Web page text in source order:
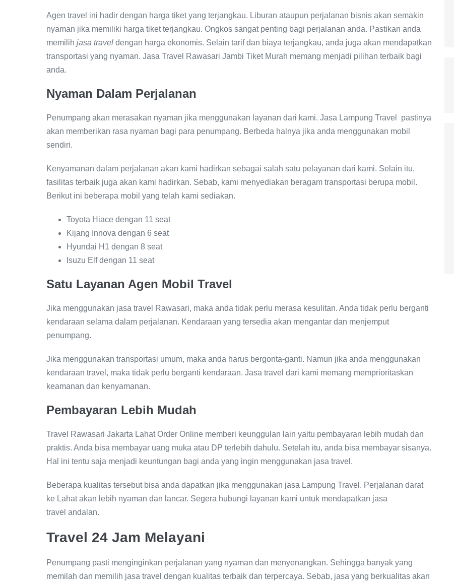
Agen travel ini hadir dengan harga tiket yang terjangkau. Liburan ataupun perjalanan bisnis akan semakin
nyaman jika memiliki harga tiket terjangkau. Ongkos sangat penting bagi perjalanan anda. Pastikan anda
memilih jasa travel dengan harga ekonomis. Selain tarif dan biaya terjangkau, anda juga akan mendapatkan
transportasi yang nyaman. Jasa Travel Rawasari Jambi Tiket Murah memang menjadi pilihan terbaik bagi
anda.
Nyaman Dalam Perjalanan
Penumpang akan merasakan nyaman jika menggunakan layanan dari kami. Jasa Lampung Travel pastinya
akan memberikan rasa nyaman bagi para penumpang. Berbeda halnya jika anda menggunakan mobil
sendiri.
Kenyamanan dalam perjalanan akan kami hadirkan sebagai salah satu pelayanan dari kami. Selain itu,
fasilitas terbaik juga akan kami hadirkan. Sebab, kami menyediakan beragam transportasi berupa mobil.
Berikut ini beberapa mobil yang telah kami sediakan.
Toyota Hiace dengan 11 seat
Kijang Innova dengan 6 seat
Hyundai H1 dengan 8 seat
Isuzu Elf dengan 11 seat
Satu Layanan Agen Mobil Travel
Jika menggunakan jasa travel Rawasari, maka anda tidak perlu merasa kesulitan. Anda tidak perlu berganti
kendaraan selama dalam perjalanan. Kendaraan yang tersedia akan mengantar dan menjemput
penumpang.
Jika menggunakan transportasi umum, maka anda harus bergonta-ganti. Namun jika anda menggunakan
kendaraan travel, maka tidak perlu berganti kendaraan. Jasa travel dari kami memang memprioritaskan
keamanan dan kenyamanan.
Pembayaran Lebih Mudah
Travel Rawasari Jakarta Lahat Order Online memberi keunggulan lain yaitu pembayaran lebih mudah dan
praktis. Anda bisa membayar uang muka atau DP terlebih dahulu. Setelah itu, anda bisa membayar sisanya.
Hal ini tentu saja menjadi keuntungan bagi anda yang ingin menggunakan jasa travel.
Beberapa kualitas tersebut bisa anda dapatkan jika menggunakan jasa Lampung Travel. Perjalanan darat
ke Lahat akan lebih nyaman dan lancar. Segera hubungi layanan kami untuk mendapatkan jasa
travel andalan.
Travel 24 Jam Melayani
Penumpang pasti menginginkan perjalanan yang nyaman dan menyenangkan. Sehingga banyak yang
memilah dan memilih jasa travel dengan kualitas terbaik dan terpercaya. Sebab, jasa yang berkualitas akan